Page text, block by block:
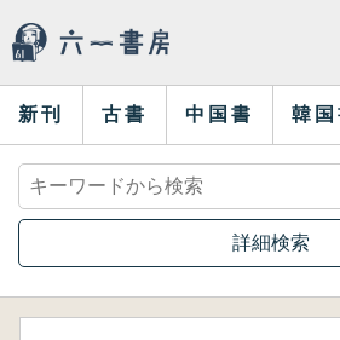
新刊 古書 中国書 韓国
詳細検索